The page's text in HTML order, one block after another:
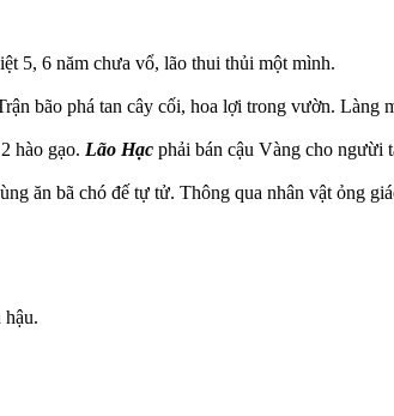
5, 6 năm chưa vổ, lão thui thủi một mình.
bão phá tan cây cối, hoa lợi trong vườn.
hào gạo. Lão Hạc phải bán cậu Vàng cho ngưừi
ăn bã chó đế tự tử. Thông qua nhân vật ỏng
hậu.